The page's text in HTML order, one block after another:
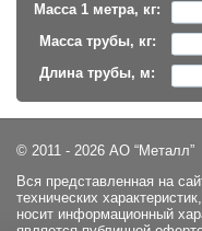
Масса 1 метра, кг:
Масса трубы, кг:
Длина трубы, м:
© 2011 - 2026 АО “Металл”
Вся представленная на
технических
носит информационный